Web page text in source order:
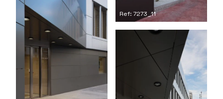
Ref: 7273_11